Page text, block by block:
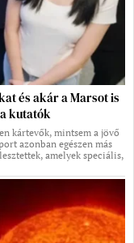
és akár a Marsot is
kutatók
kártevők, mintsem a jövő
azonban egészen más
amelyek speciális,